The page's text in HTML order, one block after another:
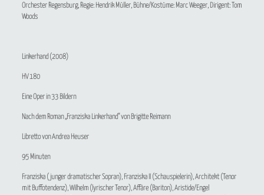
Orchester Regensburg, Regie: Hendrik Müller, Bühne/Kostüme: Marc Weeger, Dirigent: Tom
Woods
Linkerhand(2008)
HV 180
Eine Oper in 33 Bildern
Nach dem Roman „Franziska Linkerhand“ von Brigitte Reimann
Libretto von Andrea Heuser
95 Minuten
Franziska (junger dramatischer Sopran), Franziska II (Schauspielerin), Architekt (Tenor
mit Buffotendenz), Wilhelm (lyrischer Tenor), Affäre (Bariton), Aristide/Engel